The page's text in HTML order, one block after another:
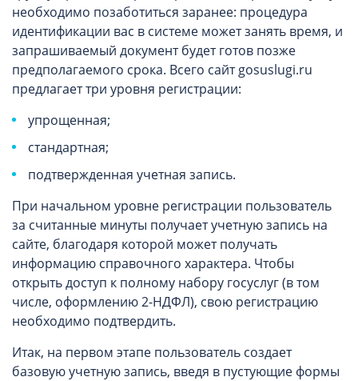
необходимо позаботиться заранее: процедура
идентификации вас в системе может занять время, и
запрашиваемый документ будет готов позже
предполагаемого срока. Всего сайт gosuslugi.ru
предлагает три уровня регистрации:
упрощенная;
стандартная;
подтвержденная учетная запись.
При начальном уровне регистрации пользователь
за считанные минуты получает учетную запись на
сайте, благодаря которой может получать
информацию справочного характера. Чтобы
открыть доступ к полному набору госуслуг (в том
числе, оформлению 2-НДФЛ), свою регистрацию
необходимо подтвердить.
Итак, на первом этапе пользователь создает
базовую учетную запись, введя в пустующие формы